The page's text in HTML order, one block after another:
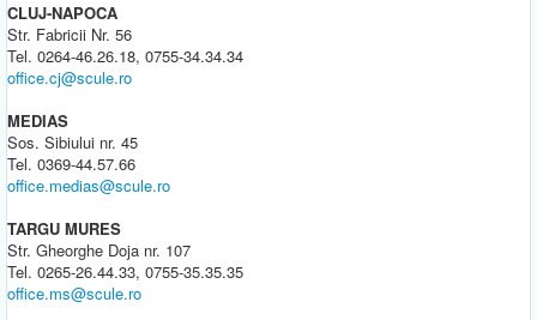
CLUJ-NAPOCA
Str. Fabricii Nr. 56
Tel. 0264-46.26.18, 0755-34.34.34
office.cj@scule.ro
MEDIAS
Sos. Sibiului nr. 45
Tel. 0369-44.57.66
office.medias@scule.ro
TARGU MURES
Str. Gheorghe Doja nr. 107
Tel. 0265-26.44.33, 0755-35.35.35
office.ms@scule.ro